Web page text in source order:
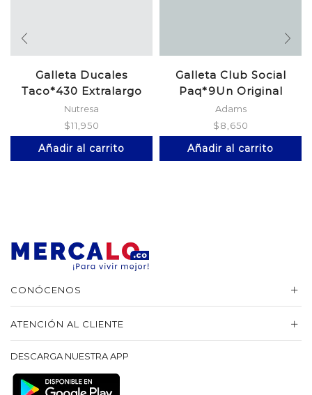
Galleta Ducales
Taco*430 Extralargo
Nutresa
$11,950
Añadir al carrito
Galleta Club Social
Paq*9Un Original
Adams
$8,650
Añadir al carrito
CONÓCENOS
ATENCIÓN AL CLIENTE
DESCARGA NUESTRA APP